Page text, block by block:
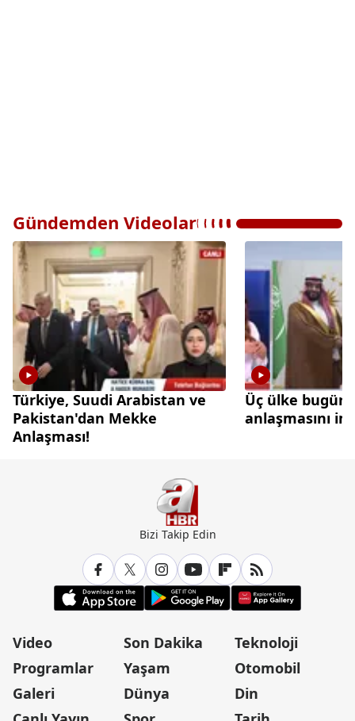
Gündemden Videolar
Türkiye, Suudi Arabistan ve
Pakistan'dan Mekke
Anlaşması!
Üç ülke bugün
anlaşmasını
Bizi Takip Edin
Video
Programlar
Galeri
Son Dakika
Yaşam
Dünya
Teknoloji
Otomobil
Din